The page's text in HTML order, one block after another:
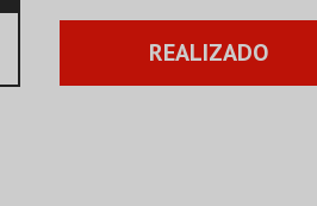
REALIZADO